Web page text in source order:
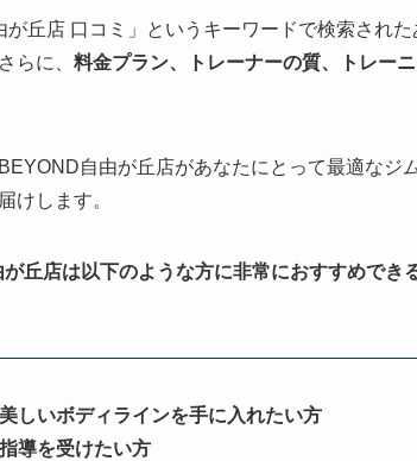
丘店 口コミ」というキーワードで検索された
らに、 料金プラン、トレーナーの質、トレー
自由が丘店があなたにとって最適なジ
けします。
丘店は以下のような方に非常におすすめでき
しいボディラインを手に入れたい方
導を受けたい方